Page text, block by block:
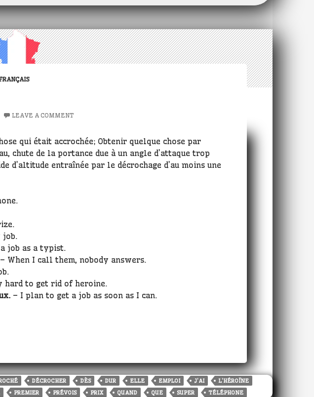
LEAVE A COMMENT
qui était accrochée; Obtenir quelque chose par
chute de la portance due à un angle d’attaque trop
d’altitude entraînée par le décrochage d’au moins une
job.
job as a typist.
When I call them, nobody answers.
to get rid of heroine.
– I plan to get a job as soon as I can.
DÉCROCHER DÈS DUR ELLE EMPLOI J'AI
L'HÉROÏNE
PREMIER PRÉVOIS PRIX QUAND QUE SUPER TÉLÉPHONE